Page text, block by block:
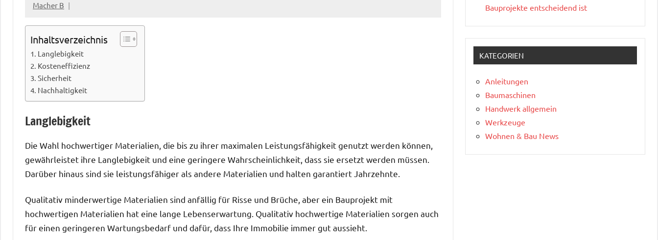
August
9,
2021
Macher B
Inhaltsverzeichnis
Langlebigkeit
Kosteneffizienz
Sicherheit
Nachhaltigkeit
Langlebigkeit
Die Wahl hochwertiger Materialien, die bis zu ihrer maximalen Leistungsfähigkeit genutzt werden können,
gewährleistet ihre Langlebigkeit und eine geringere Wahrscheinlichkeit, dass sie ersetzt werden müssen.
Darüber hinaus sind sie leistungsfähiger als andere Materialien und halten garantiert Jahrzehnte.
Qualitativ minderwertige Materialien sind anfällig für Risse und Brüche, aber ein Bauprojekt mit
hochwertigen Materialien hat eine lange Lebenserwartung. Qualitativ hochwertige Materialien sorgen auch
für einen geringeren Wartungsbedarf und dafür, dass Ihre Immobilie immer gut aussieht.
Bauprojekte entscheidend ist
KATEGORIEN
Anleitungen
Baumaschinen
Handwerk allgemein
Werkzeuge
Wohnen & Bau News